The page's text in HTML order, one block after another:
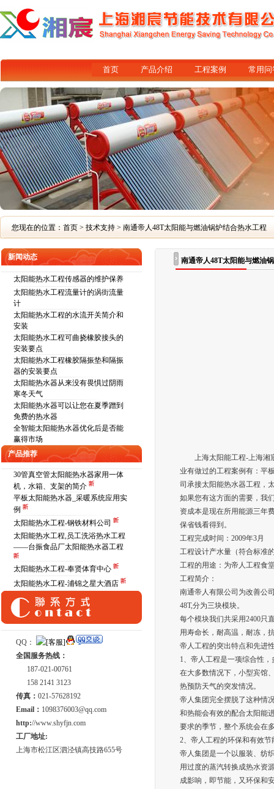
首页 产品介绍 工程案例 常用问
您现在的位置： 首页 > 技术支持 > 南通帝人48T太阳能与燃油锅炉结合热水工程
新闻动态
太阳能热水工程传感器的维护保养
太阳能热水工程流量计的涡街流量
计
太阳能热水工程的水流开关简介和
安装
太阳能热水工程可曲挠橡胶接头的
安装要点
太阳能热水工程橡胶隔振垫和隔振
器的安装要点
太阳能热水器从来没有畏惧过阴雨
寒冬天气
太阳能热水器可以让您在夏季蹭到
免费的热水器
全智能太阳能热水器优化后是否能
赢得市场
产品推荐
30管真空管太阳能热水器家用一体
机，水箱、支架的简介
平板太阳能热水器_采暖系统应用实
例
太阳能热水工程-钢铁材料公司
太阳能热水工程,员工洗浴热水工程
——台振食品厂太阳能热水器工程
太阳能热水工程-奉贤体育中心
太阳能热水工程-浦锦之星大酒店
QQ：
全国服务热线：
187-021-00761
158 2141 3123
传真： 021-57628192
Email： 1098376003@qq.com
http://www.shyfjn.com
工厂地址:
上海市松江区泗泾镇高技路655号
南通帝人48T太阳能与燃油
上海太阳能工程-上海湘
业有做过的工程案例有：平
司承接太阳能热水器工程，
如果您有这方面的需要，我
资成本是现在所用能源三年
保省钱看得到。
工程完成时间：2009年3月
工程设计产水量（符合标准
工程的用途：为帝人工程食
工程简介：
南通帝人有限公司为改善公
48T,分为三块模块。
每个模块我们共采用2400只
用寿命长，耐高温，耐冻，
帝人工程的突出特点和先进
1、帝人工程是一项综合性
在大多数情况下，小型宾馆
热预防天气的突发情况。
帝人集团完全摆脱了这种情
和热能会有效的配合太阳能
要求的季节，整个系统会在
2、帝人工程的环保和有效节
帝人集团是一个以服装、纺
用过度的蒸汽转换成热水资
成影响，即节能，又环保和